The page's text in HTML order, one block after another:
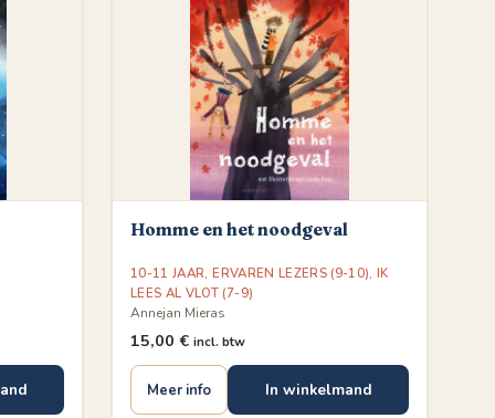
Homme en het noodgeval
10-11 JAAR,ERVAREN LEZERS (9-10),IK
LEES AL VLOT (7-9)
Annejan Mieras
15,00 € incl. btw
Meer info In winkelmand